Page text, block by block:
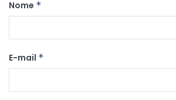
Nome *
E-mail *